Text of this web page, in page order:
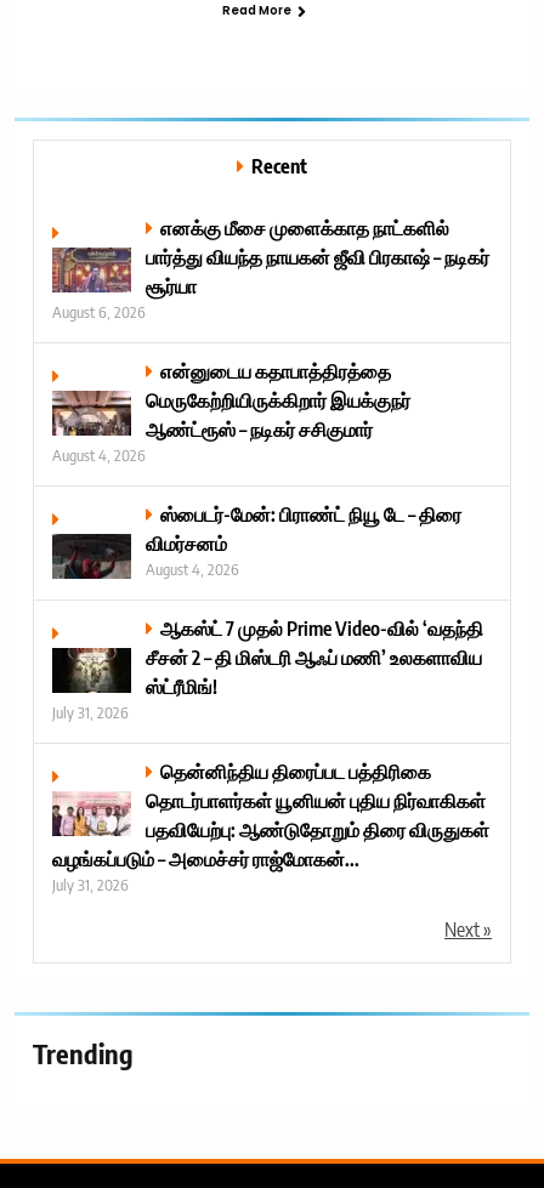
Read More
Recent
எனக்கு மீசை முளைக்காத நாட்களில்
பார்த்து வியந்த நாயகன் ஜீவி பிரகாஷ் – நடிகர்
சூர்யா
August 6, 2026
என்னுடைய கதாபாத்திரத்தை
மெருகேற்றியிருக்கிறார் இயக்குநர்
ஆண்ட்ரூஸ் – நடிகர் சசிகுமார்
August 4, 2026
ஸ்பைடர்-மேன்: பிராண்ட் நியூ டே – திரை
விமர்சனம்
August 4, 2026
ஆகஸ்ட் 7 முதல் Prime Video-வில் ‘வதந்தி
சீசன் 2 – தி மிஸ்டரி ஆஃப் மணி’ உலகளாவிய
ஸ்ட்ரீமிங்!
July 31, 2026
தென்னிந்திய திரைப்பட பத்திரிகை
தொடர்பாளர்கள் யூனியன் புதிய நிர்வாகிகள்
பதவியேற்பு: ஆண்டுதோறும் திரை விருதுகள்
வழங்கப்படும் – அமைச்சர் ராஜ்மோகன்...
July 31, 2026
Next »
Trending